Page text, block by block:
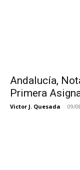
Andalucía,
Primera
Victor J. Quesada - 09/